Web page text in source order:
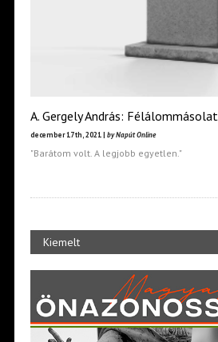
A. Gergely András: Félálommásolat
december 17th, 2021 | by Napút Online
"Barátom volt. A legjobb egyetlen."
Kiemelt